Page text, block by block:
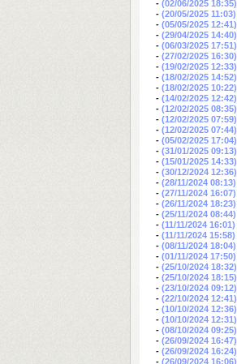
- (02/06/2025 18:35)
- (20/05/2025 11:03)
- (05/05/2025 12:41)
- (29/04/2025 14:40)
- (06/03/2025 17:51)
- (27/02/2025 16:30)
- (19/02/2025 12:33)
- (18/02/2025 14:52)
- (18/02/2025 10:22)
- (14/02/2025 12:42)
- (12/02/2025 08:35)
- (12/02/2025 07:59)
- (12/02/2025 07:44)
- (05/02/2025 17:04)
- (31/01/2025 09:13)
- (15/01/2025 14:33)
- (30/12/2024 12:36)
- (28/11/2024 08:13)
- (27/11/2024 16:07)
- (26/11/2024 18:23)
- (25/11/2024 08:44)
- (11/11/2024 16:01)
- (11/11/2024 15:58)
- (08/11/2024 18:04)
- (01/11/2024 17:50)
- (25/10/2024 18:32)
- (25/10/2024 18:15)
- (23/10/2024 09:12)
- (22/10/2024 12:41)
- (10/10/2024 12:36)
- (10/10/2024 12:31)
- (08/10/2024 09:25)
- (26/09/2024 16:47)
- (26/09/2024 16:24)
- (26/09/2024 16:06)